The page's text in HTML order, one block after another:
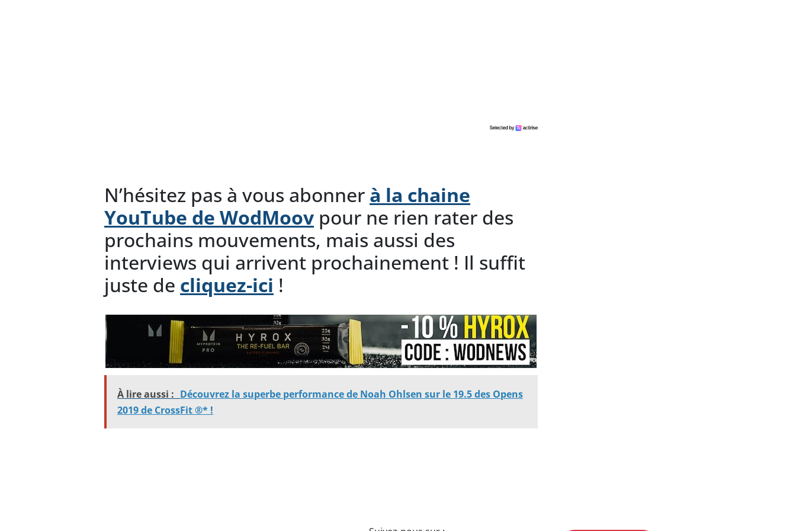
N’hésitez pas à vous abonner à la chaine
YouTube de WodMoov pour ne rien rater des
prochains mouvements, mais aussi des
interviews qui arrivent prochainement ! Il suffit
juste de cliquez-ici !
À lire aussi : Découvrez la superbe performance de Noah Ohlsen sur le 19.5 des Opens
2019 de CrossFit ®* !